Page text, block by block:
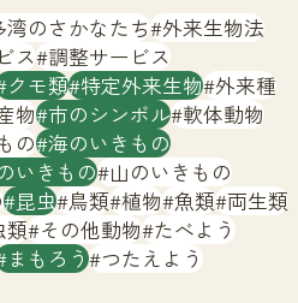
ップ
湾のさかなたち 外来生物法
ス 調整サービス
クモ類 特定外来生物 外来種
物 市のシンボル 軟体動物
の 海のいきもの
いきもの 山のいきもの
昆虫 鳥類 植物 魚類 両生類
類 その他動物 たべよう
まもろう つたえよう